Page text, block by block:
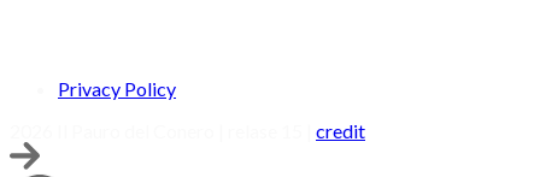
Privacy Policy
credit